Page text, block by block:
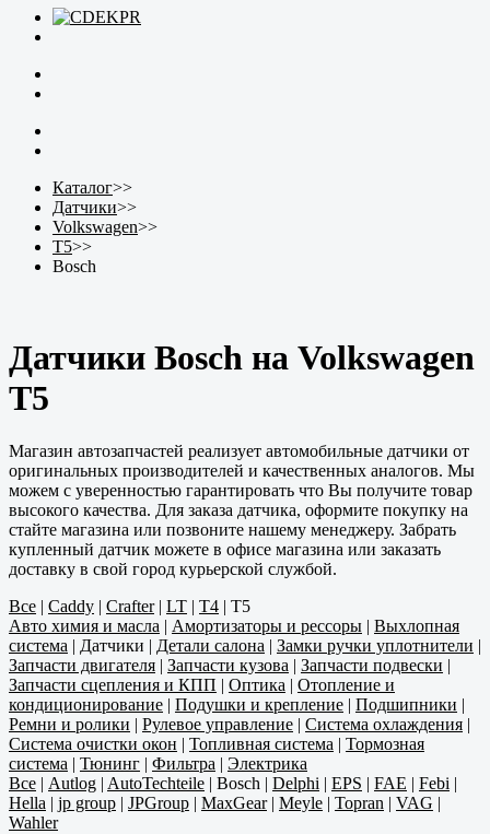
Каталог>>
Датчики>>
Volkswagen>>
T5>>
Bosch
Датчики Bosch на Volkswagen
T5
Магазин автозапчастей реализует автомобильные датчики от
оригинальных производителей и качественных аналогов. Мы
можем с уверенностью гарантировать что Вы получите товар
высокого качества. Для заказа датчика, оформите покупку на
стайте магазина или позвоните нашему менеджеру. Забрать
купленный датчик можете в офисе магазина или заказать
доставку в свой город курьерской службой.
Все | Caddy | Crafter| LT | T4 | T5
Авто химия и масла | Амортизаторы и рессоры | Выхлопная
система | Датчики | Детали салона | Замки ручки уплотнители |
Запчасти двигателя | Запчасти кузова | Запчасти подвески |
Запчасти сцепления и КПП | Оптика | Отопление и
кондиционирование | Подушки и крепление | Подшипники |
Ремни и ролики | Рулевое управление | Система охлаждения |
Система очистки окон | Топливная система | Тормозная
система | Тюнинг | Фильтра | Электрика
Все | Autlog | AutoTechteile | Bosch | Delphi | EPS | FAE | Febi |
Hella | jp group | JPGroup | MaxGear| Meyle | Topran | VAG |
Wahler